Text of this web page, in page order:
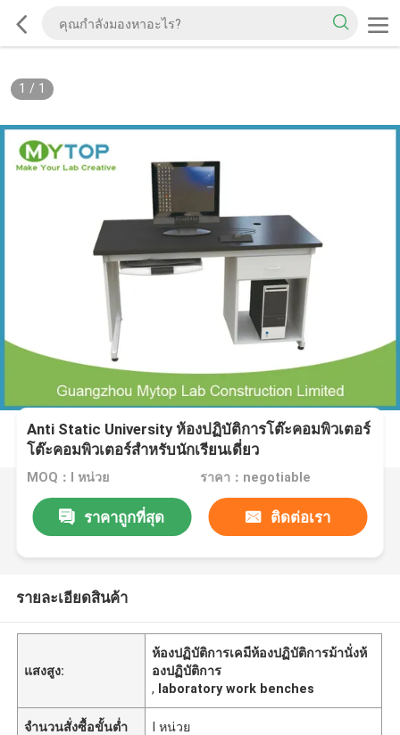
1 / 1
Anti Static University ห้องปฏิบัติการโต๊ะคอมพิวเตอร์
โต๊ะคอมพิวเตอร์สำหรับนักเรียนเดี่ยว
MOQ：I หน่วย ราคา：negotiable
ราคาถูกที่สุด ติดต่อเรา
รายละเอียดสินค้า
แสงสูง:
ห้องปฏิบัติการเคมีห้องปฏิบัติการม้านั่งห้
องปฏิบัติการ
, laboratory work benches
จำนวนสั่งซื้อขั้นต่ำ I หน่วย